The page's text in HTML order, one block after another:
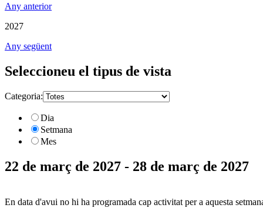
Any anterior
2027
Any següent
Seleccioneu el tipus de vista
Categoria:
Dia
Setmana
Mes
22 de març de 2027 - 28 de març de 2027
En data d'avui no hi ha programada cap activitat per a aquesta